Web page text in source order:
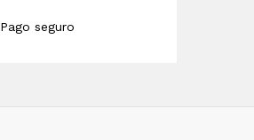
Pago seguro